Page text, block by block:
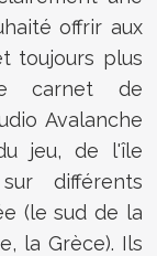
offrir aux
toujours plus
carnet de
Avalanche
jeu, de l'île
différents
(le sud de la
la Grèce). Ils